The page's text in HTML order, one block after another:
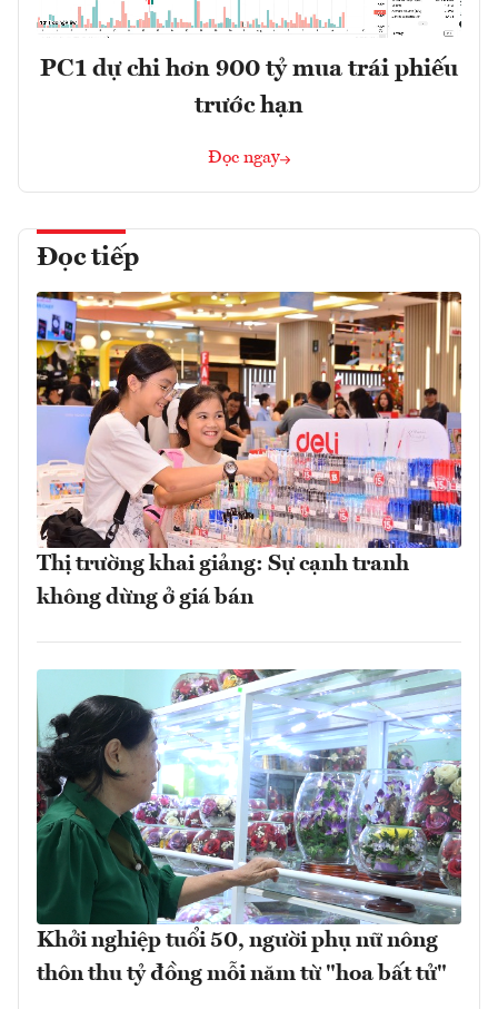
PC1 dự chi hơn 900 tỷ mua trái phiếu
trước hạn
Đọc ngay
Đọc tiếp
Thị trường khai giảng: Sự cạnh tranh
không dừng ở giá bán
Khởi nghiệp tuổi 50, người phụ nữ nông
thôn thu tỷ đồng mỗi năm từ "hoa bất tử"